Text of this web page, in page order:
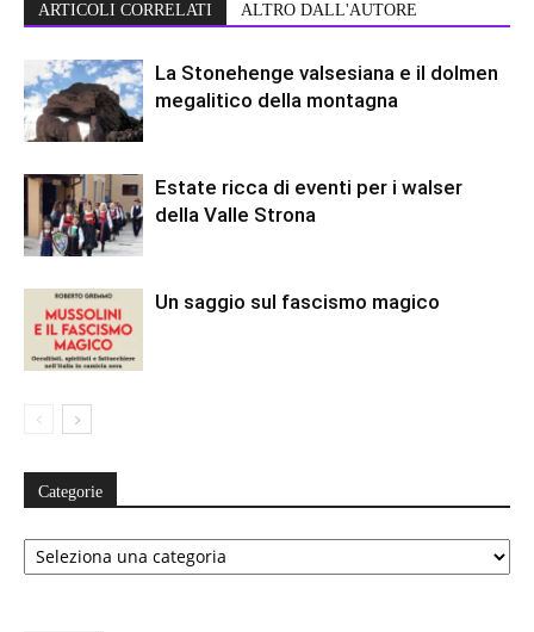
ARTICOLI CORRELATI ALTRO DALL'AUTORE
La Stonehenge valsesiana e il dolmen
megalitico della montagna
Estate ricca di eventi per i walser
della Valle Strona
Un saggio sul fascismo magico
Categorie
Categorie